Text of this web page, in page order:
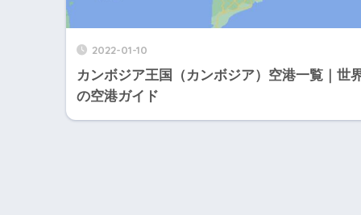
2022-01-10
カンボジア王国（カンボジア）空港一覧｜世
の空港ガイド